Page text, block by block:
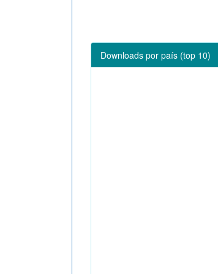
Downloads por país (top 10)